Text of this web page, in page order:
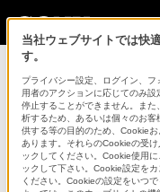
STP-SS2AM
ショルダーストラップ
当社ウェブサイトでは快
す。
プライバシー設定、ログイン、
用者のアクションに応じてのみ
停止することができません。ま
析するため、あるいは個々のお
供する等の目的のため、Cookie
あります。それらのCookieの受
ックしてください。Cookie使用
ックして下さい。Cookie設定を
ください。Cookieの設定をいつ